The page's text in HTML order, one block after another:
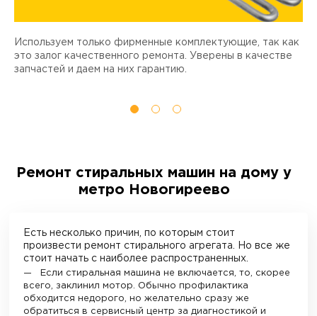
Используем только фирменные комплектующие, так как
это залог качественного ремонта. Уверены в качестве
запчастей и даем на них гарантию.
Ремонт стиральных машин на дому у
метро Новогиреево
Есть несколько причин, по которым стоит
произвести ремонт стирального агрегата. Но все же
стоит начать с наиболее распространенных.
Если стиральная машина не включается, то, скорее
всего, заклинил мотор. Обычно профилактика
обходится недорого, но желательно сразу же
обратиться в сервисный центр за диагностикой и